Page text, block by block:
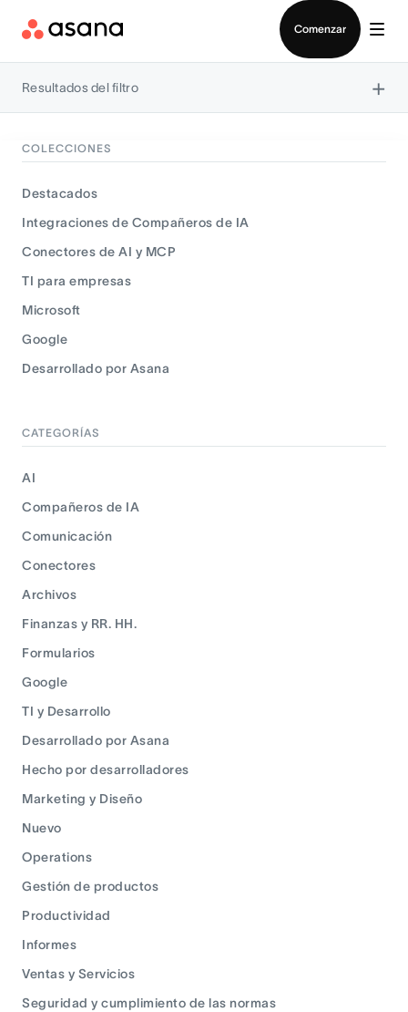
Comenzar
Resultados del filtro ×
COLECCIONES
Destacados
Integraciones de Compañeros de IA
Conectores de AI y MCP
TI para empresas
Microsoft
Google
Desarrollado por Asana
CATEGORÍAS
AI
Compañeros de IA
Comunicación
Conectores
Archivos
Finanzas y RR. HH.
Formularios
Google
TI y Desarrollo
Desarrollado por Asana
Hecho por desarrolladores
Marketing y Diseño
Nuevo
Operations
Gestión de productos
Productividad
Informes
Ventas y Servicios
Seguridad y cumplimiento de las normas